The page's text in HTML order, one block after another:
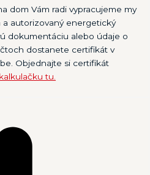
dom Vám radi vypracujeme my
autorizovaný energetický
dokumentáciu alebo údaje o
dostanete certifikát v
Objednajte si certifikát
tu.